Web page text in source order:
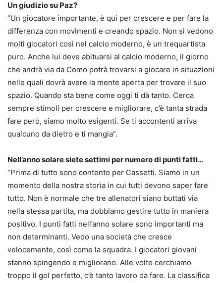
Un giudizio su Paz?
“Un giocatore importante, è qui per crescere e per fare la
differenza con movimenti e creando spazio. Non si vedono
molti giocatori così nel calcio moderno, è un trequartista
puro. Anche lui deve abituarsi al calcio moderno, il giorno
che andrà via da Como potrà trovarsi a giocare in situazioni
nelle quali dovrà avere la mente aperta per trovare il suo
spazio. Quando sta bene come oggi ti dà tanto. Cerca
sempre stimoli per crescere e migliorare, c’è tanta strada
fare però, siamo molto esigenti. Se ti accontenti arriva
qualcuno da dietro e ti mangia”.
Nell’anno solare siete settimi per numero di punti fatti…
“Prima di tutto sono contento per Cassetti. Siamo in un
momento della nostra storia in cui tutti devono saper fare
tutto. Non è normale che tre allenatori siano buttati via
nella stessa partita, ma dobbiamo gestire tutto in maniera
positivo. I punti fatti nell’anno solare sono importanti ma
non determinanti. Vedo una società che cresce
velocemente, così come la squadra. I giocatori giovani
stanno spingendo e migliorano. Alle volte cerchiamo
troppo il gol perfetto, c’è tanto lavoro da fare. La classifica